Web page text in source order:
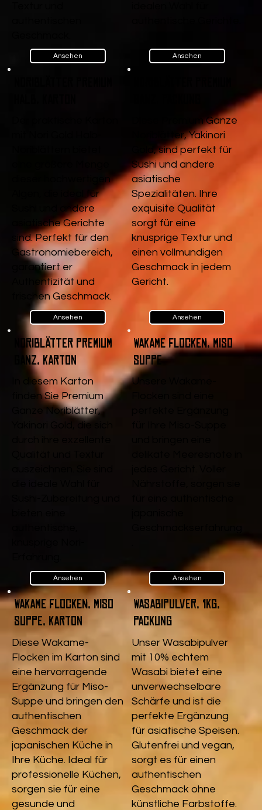
Ansehen Ansehen
dieser hochwertigen
Algen, die ideal für
Sushi und andere
asiatische Gerichte
sind. Perfekt für den
Gastronomiebereich,
garantiert er
Authentizität und
frischen Geschmack.
Ansehen
Diese Premium Ganze
Noriblätter, Yakinori
Gold, sind perfekt für
Sushi und andere
asiatische
Spezialitäten. Ihre
exquisite Qualität
sorgt für eine
knusprige Textur und
einen vollmundigen
Geschmack in jedem
Gericht.
Ansehen
Noriblätter Premium
Ganz, Karton
In diesem Karton
finden Sie Premium
Ganze Noriblätter,
Yakinori Gold, die sich
Ansehen
Wakame Flocken, Miso
Suppe
Unsere Wakame-
Ansehen
Wakame Flocken, Miso
Suppe, Karton
Diese Wakame-
Flocken im Karton sind
eine hervorragende
Ergänzung für Miso-
Suppe und bringen den
authentischen
Geschmack der
japanischen Küche in
Ihre Küche. Ideal für
professionelle Küchen,
sorgen sie für eine
gesunde und
Wasabipulver, 1kg,
Packung
Unser Wasabipulver
mit 10% echtem
Wasabi bietet eine
unverwechselbare
Schärfe und ist die
perfekte Ergänzung
für asiatische Speisen.
Glutenfrei und vegan,
sorgt es für einen
authentischen
Geschmack ohne
künstliche Farbstoffe.